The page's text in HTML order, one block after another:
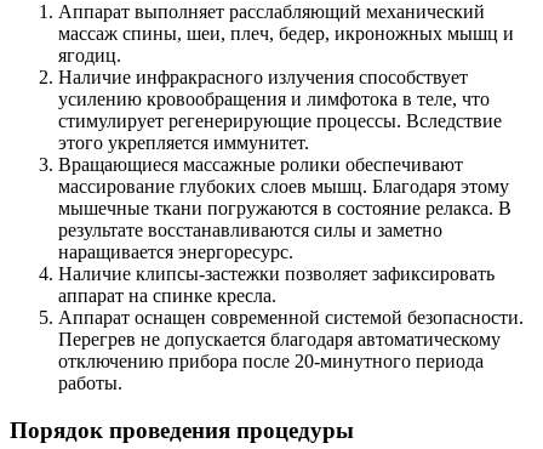
Аппарат выполняет расслабляющий механический
массаж спины, шеи, плеч, бедер, икроножных мышц и
ягодиц.
Наличие инфракрасного излучения способствует
усилению кровообращения и лимфотока в теле, что
стимулирует регенерирующие процессы. Вследствие
этого укрепляется иммунитет.
Вращающиеся массажные ролики обеспечивают
массирование глубоких слоев мышц. Благодаря этому
мышечные ткани погружаются в состояние релакса. В
результате восстанавливаются силы и заметно
наращивается энергоресурс.
Наличие клипсы-застежки позволяет зафиксировать
аппарат на спинке кресла.
Аппарат оснащен современной системой безопасности.
Перегрев не допускается благодаря автоматическому
отключению прибора после 20-минутного периода
работы.
Порядок проведения процедуры